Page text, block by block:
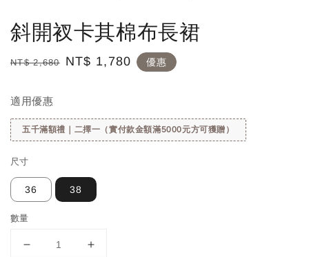
斜開衩卡其棉布長裙
Regular
NT$ 2,680
Sale
NT$ 1,780 優惠
適用優惠
五千滿額禮｜二擇一（實付款金額滿5000元方可獲贈）
尺寸
36 38
數量